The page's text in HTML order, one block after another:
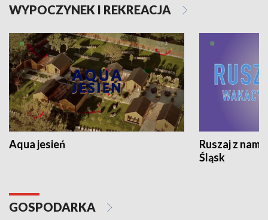
WYPOCZYNEK I REKREACJA
Aqua jesień
Ruszaj z
Śląsk
GOSPODARKA